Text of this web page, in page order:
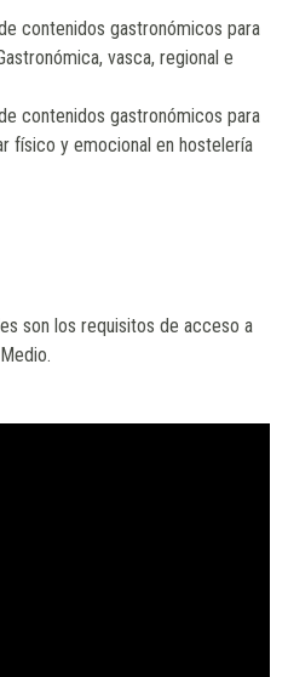
contenidos gastronómicos para
vasca, regional e
contenidos gastronómicos para
físico y emocional en hostelería
son los requisitos de acceso a